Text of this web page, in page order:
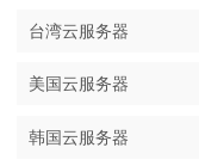
台湾云服务器
美国云服务器
韩国云服务器